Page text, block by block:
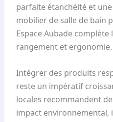
parfaite étanchéité et une
mobilier de salle de bain
Espace Aubade
rangement et ergonomie.
Intégrer des produits
reste un impératif
locales recommandent
impact environnemental,